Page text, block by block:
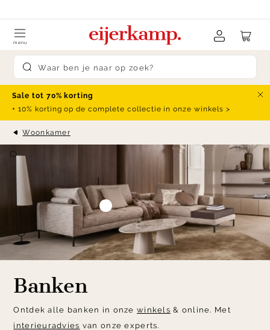
Submit search
menu
Sale tot 70% korting
+ 10% korting op de complete collectie in onze winkels >
Woonkamer
Banken
Ontdek alle banken in onze winkels & online. Met
interieuradvies van onze experts.